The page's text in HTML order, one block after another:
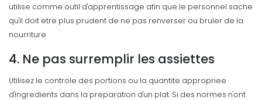
utilise comme outil d'apprentissage afin que le personnel sache
qu'il doit etre plus prudent de ne pas renverser ou bruler de la
nourriture.
4. Ne pas surremplir les assiettes
Utilisez le controle des portions ou la quantite appropriee
d'ingredients dans la preparation d'un plat. Si des normes n'ont